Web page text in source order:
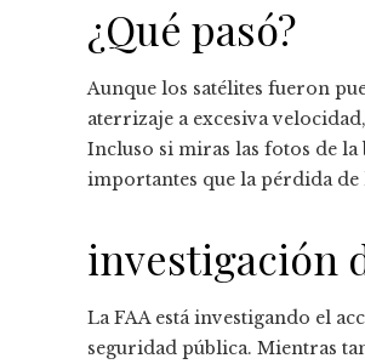
¿Qué pasó?
Aunque los satélites fueron
aterrizaje a excesiva
Incluso si miras las fotos de
importantes que la pérdida de
investigación
La FAA está investigando el
seguridad pública. Mientras